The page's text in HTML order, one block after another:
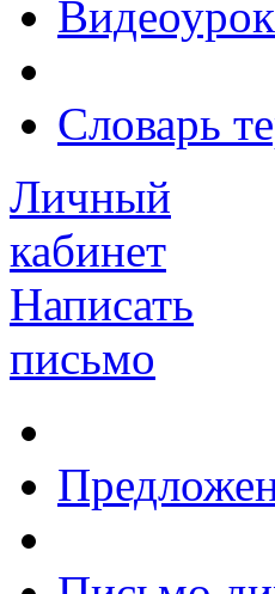
Словарь
Личный
кабинет
Написать
письмо